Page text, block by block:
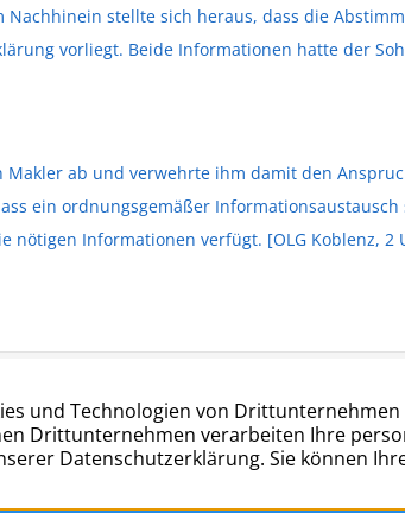
Nachhinein stellte sich heraus, dass die
vorliegt. Beide Informationen hatte der
Makler ab und verwehrte ihm damit den
ein ordnungsgemäßer
nötigen Informationen verfügt. [OLG Koblenz, 2
Kontakt: